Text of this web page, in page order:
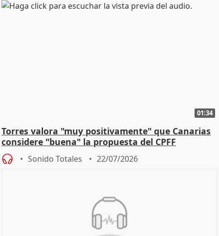
01:34
Torres valora "muy positivamente" que Canarias
considere "buena" la propuesta del CPFF
Sonido Totales 22/07/2026